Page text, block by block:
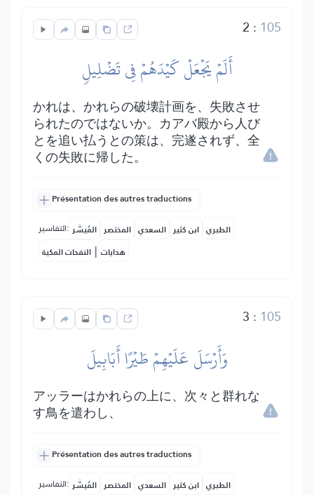
2 : 105
أَلَمۡ يَجۡعَلۡ كَيۡدَهُمۡ فِي تَضۡلِيلٖ
かれは、かれらの破壊計画を、失敗させ
られたのではないか。カアバ殿から人び
とを追い払うとの策は、完遂されず、全
くの失敗に帰した。
Présentation des autres traductions
التفاسير: المُيسَّر المختصر السعدي ابن كثير الطبري
النفحات المكية | هدايات
3 : 105
وَأَرۡسَلَ عَلَيۡهِمۡ طَيۡرًا أَبَابِيلَ
アッラーはかれらの上に、次々と群れな
す鳥を遣わし、
Présentation des autres traductions
التفاسير: المُيسَّر المختصر السعدي ابن كثير الطبري